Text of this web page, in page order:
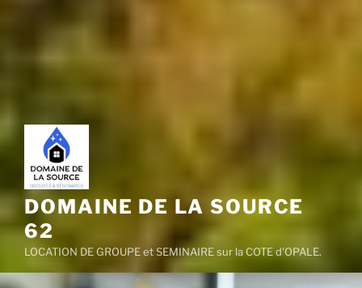
DOMAINE DE LA SOURCE
62
LOCATION DE GROUPE et SEMINAIRE sur la COTE d'OPALE.